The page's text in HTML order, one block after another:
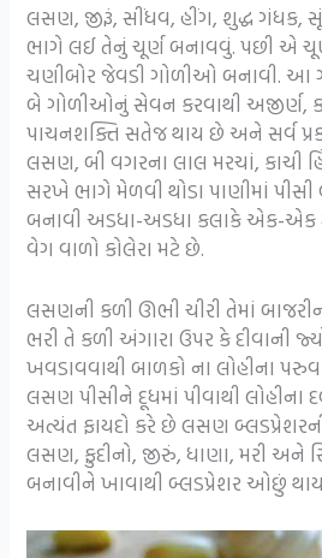
લસણ, જીરૂં, સીંધવ, હીંગ, શુદ્ધ ગંધક,
ભાગે લઈ તેનું ચૂર્ણ બનાવવું. પછી એ
ચણીબોર જેવડી ગોળીઓ બનાવી. આ
બે ગોળીઓનું સેવન કરવાથી અજીર્ણ,
પાચનશક્તિ સતેજ થાય છે અને સર્વ
લસણ, બી વગરના લાલ મરચાં, કાચી
સરખે ભાગે મેળવી થોડા પાણીમાં
બનાવી અડધા-અડધા કલાકે એક-એક
વેગ વાળો કોલેરા મટે છે.
લસણની કળી ઊભી ચીરી તેમાં
ભરી તે કળી અંગારા ઉપર કે દીવાની
ખવડાવવાથી બાળકો ના લોહીના
લસણ પીસીને દૂધમાં પીવાથી લોહીના
અત્યંત ફાયદો કરે છે લસણ
લસણ, ફુદીનો, જીરું, ધાણા, મરી અને
બનાવીને ખાવાથી બ્લડપ્રેશર ઓછું